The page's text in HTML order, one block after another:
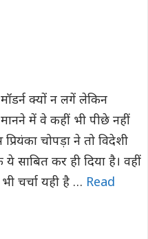
क्‍यों न लगें लेकिन
में वे कहीं भी पीछे नहीं
चोपड़ा ने तो विदेशी
साबित कर ही द‍िया है। वहीं
चर्चा यही है … Read